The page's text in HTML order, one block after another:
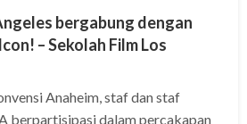
bergabung dengan
– Sekolah Film Los
Anaheim, staf dan staf
berpartisipasi dalam percakapan